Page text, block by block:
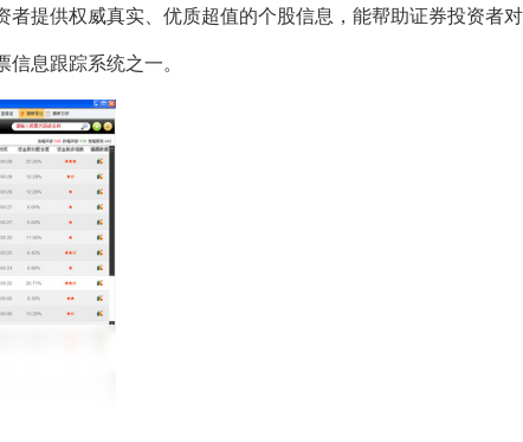
者提供权威真实、优质超值的个股信息，能帮助证券投资者
息跟踪系统之一。